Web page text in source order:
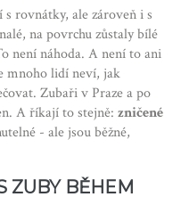
rovnátky, ale zároveň i s
na povrchu zůstaly bílé
není náhoda. A není to ani
mnoho lidí neví, jak
Zubaři v Praze a po
A říkají to stejně: zničené
- ale jsou běžné,
ZUBY BĚHEM